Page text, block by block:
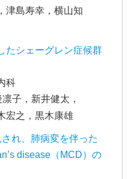
島寿幸，横山知
たシェーグレン症候群
科
子，新井健太，
宏之，黒木康雄
れ、肺病変を伴った
disease（MCD）の